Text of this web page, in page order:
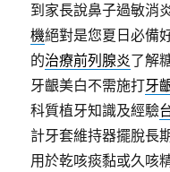
到家長說鼻子過敏消
機絕對是您夏日必備
的治療前列腺炎了解
牙齦美白不需施打牙
科質植牙知識及經驗
計牙套維持器擺脫長
用於乾咳痰黏或久咳